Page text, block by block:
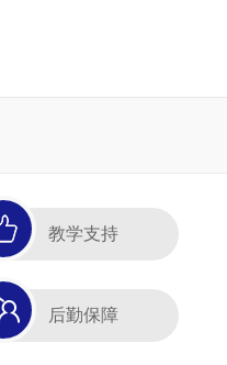
教学支持
后勤保障